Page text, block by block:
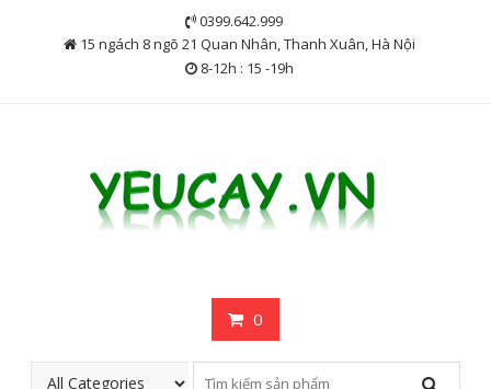
0399.642.999
15 ngách 8 ngõ 21 Quan Nhân, Thanh Xuân, Hà Nội
8-12h : 15 -19h
0